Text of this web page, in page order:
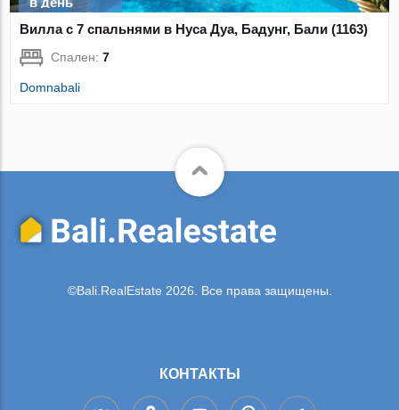
Вилла с 7 спальнями в Нуса Дуа, Бадунг, Бали (1163)
Спален:7
Domnabali
©Bali.RealEstate 2026. Все права защищены.
КОНТАКТЫ